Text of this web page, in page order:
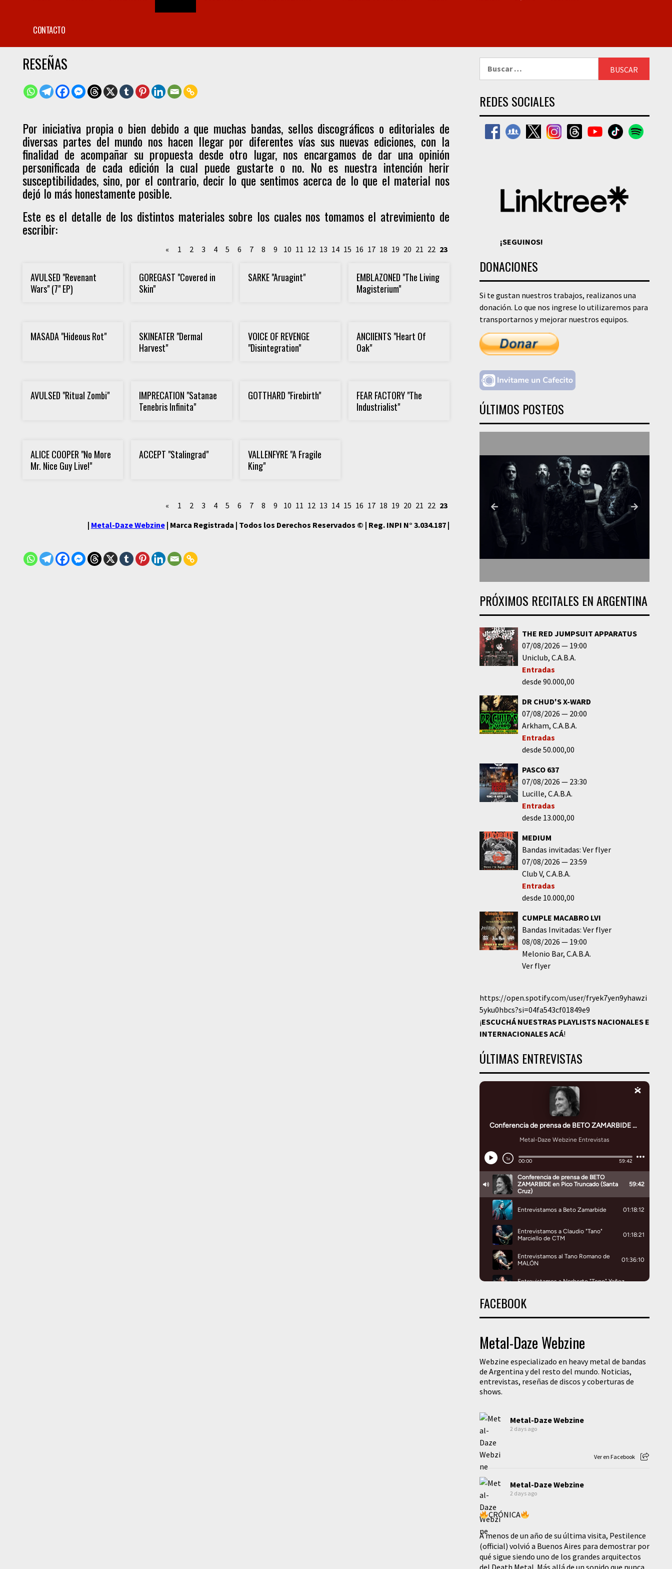
CONTACTO
RESEÑAS
Por iniciativa propia o bien debido a que muchas bandas, sellos discográficos o editoriales de
diversas partes del mundo nos hacen llegar por diferentes vías sus nuevas ediciones, con la
finalidad de acompañar su propuesta desde otro lugar, nos encargamos de dar una opinión
personificada de cada edición la cual puede gustarte o no. No es nuestra intención herir
susceptibilidades, sino, por el contrario, decir lo que sentimos acerca de lo que el material nos
dejó lo más honestamente posible.
Este es el detalle de los distintos materiales sobre los cuales nos tomamos el atrevimiento de
escribir:
« 1 2 3 4 5 6 7 8 9 10 11 12 13 14 15 16 17 18 19 20 21 22 23
AVULSED "Revenant
Wars" (7" EP)
GOREGAST "Covered in
Skin"
SARKE "Aruagint"
EMBLAZONED "The Living
Magisterium"
MASADA "Hideous Rot"
SKINEATER "Dermal
Harvest"
VOICE OF REVENGE
"Disintegration"
ANCIIENTS "Heart Of
Oak"
AVULSED "Ritual Zombi"
IMPRECATION "Satanae
Tenebris Infinita"
GOTTHARD "Firebirth"
FEAR FACTORY "The
Industrialist"
ALICE COOPER "No More
Mr. Nice Guy Live!"
ACCEPT "Stalingrad"
VALLENFYRE "A Fragile
King"
« 1 2 3 4 5 6 7 8 9 10 11 12 13 14 15 16 17 18 19 20 21 22 23
| Metal-Daze Webzine | Marca Registrada | Todos los Derechos Reservados © | Reg. INPI N° 3.034.187 |
REDES SOCIALES
¡SEGUINOS!
DONACIONES
Si te gustan nuestros trabajos, realizanos una
donación. Lo que nos ingrese lo utilizaremos para
transportarnos y mejorar nuestros equipos.
ÚLTIMOS POSTEOS
PRÓXIMOS RECITALES EN ARGENTINA
THE RED JUMPSUIT APPARATUS
07/08/2026
19:00
Uniclub C.A.B.A.
Entradas
desde 90.000,00
DR CHUD'S X-WARD
07/08/2026
20:00
Arkham C.A.B.A.
Entradas
desde 50.000,00
PASCO 637
07/08/2026
23:30
Lucille C.A.B.A.
Entradas
desde 13.000,00
MEDIUM
Bandas invitadas: Ver flyer
07/08/2026
23:59
Club V C.A.B.A.
Entradas
desde 10.000,00
CUMPLE MACABRO LVI
Bandas Invitadas: Ver flyer
08/08/2026
19:00
Melonio Bar C.A.B.A.
Ver flyer
https://open.spotify.com/user/fryek7yen9yhawzi
5yku0hbcs?si=04fa543cf01849e9
¡ESCUCHÁ NUESTRAS PLAYLISTS NACIONALES E
INTERNACIONALESACÁ!
ÚLTIMAS ENTREVISTAS
FACEBOOK
Metal-Daze Webzine
Webzine especializado en heavy metal de bandas
de Argentina y del resto del mundo. Noticias,
entrevistas, reseñas de discos y coberturas de
shows.
Metal-Daze Webzine
2 days ago
Ver en Facebook
Metal-Daze Webzine
2 days ago
CRÓNICA
A menos de un año de su última visita, Pestilence
(official) volvió a Buenos Aires para demostrar por
qué sigue siendo uno de los grandes arquitectos
del Death Metal. Más allá de un sonido que nunca